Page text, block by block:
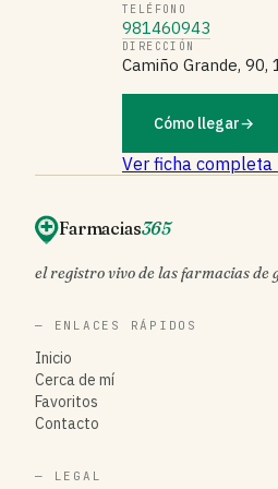
TELÉFONO
981460943
DIRECCIÓN
Camiño Grande, 90,
Cómo llegar→
Ver ficha
Farmacias365
el registro vivo de las farmacias de
— ENLACES RÁPIDOS
Inicio
Cerca de mí
Favoritos
Contacto
— LEGAL